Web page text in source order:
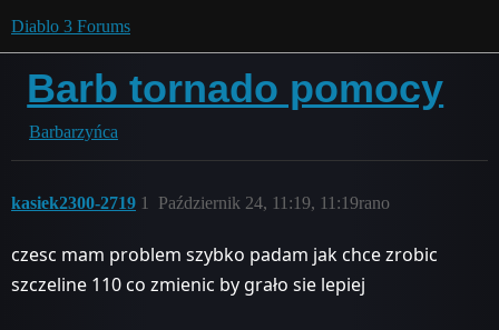
Diablo 3 Forums
Barb tornado pomocy
Barbarzyńca
kasiek2300-2719 Październik 24, 11:19, 11:19rano
1
czesc mam problem szybko padam jak chce zrobic
szczeline 110 co zmienic by grało sie lepiej